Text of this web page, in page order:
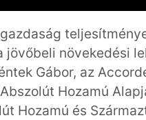
jövőbeli növekedési
Gábor, az
Hozamú
Hozamú és